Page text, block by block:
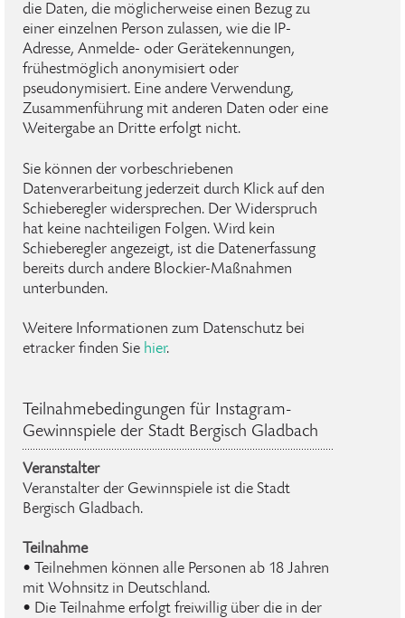
die Daten, die möglicherweise einen Bezug zu
einer einzelnen Person zulassen, wie die IP-
Adresse, Anmelde- oder Gerätekennungen,
frühestmöglich anonymisiert oder
pseudonymisiert. Eine andere Verwendung,
Zusammenführung mit anderen Daten oder eine
Weitergabe an Dritte erfolgt nicht.
Sie können der vorbeschriebenen
Datenverarbeitung jederzeit durch Klick auf den
Schieberegler widersprechen. Der Widerspruch
hat keine nachteiligen Folgen. Wird kein
Schieberegler angezeigt, ist die Datenerfassung
bereits durch andere Blockier-Maßnahmen
unterbunden.
Weitere Informationen zum Datenschutz bei
etracker finden Sie hier.
Teilnahmebedingungen für Instagram-
Gewinnspiele der Stadt Bergisch Gladbach
Veranstalter
Veranstalter der Gewinnspiele ist die Stadt
Bergisch Gladbach.
Teilnahme
• Teilnehmen können alle Personen ab 18 Jahren
mit Wohnsitz in Deutschland.
• Die Teilnahme erfolgt freiwillig über die in der